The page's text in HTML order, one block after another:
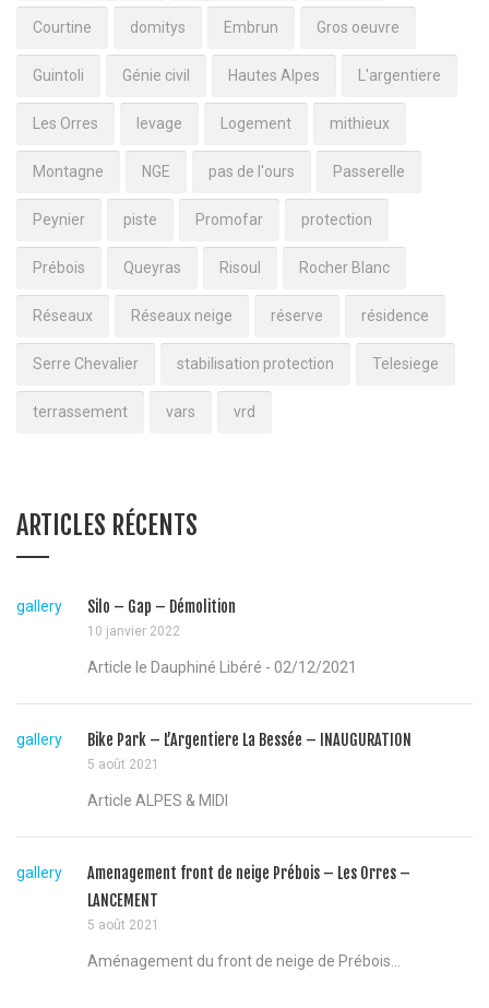
Courtine domitys Embrun Gros oeuvre
Guintoli Génie civil Hautes Alpes L'argentiere
Les Orres levage Logement mithieux
Montagne NGE pas de l'ours Passerelle
Peynier piste Promofar protection
Prébois Queyras Risoul Rocher Blanc
Réseaux Réseaux neige réserve résidence
Serre Chevalier stabilisation protection Telesiege
terrassement vars vrd
ARTICLES RÉCENTS
gallery Silo – Gap – Démolition
10 janvier 2022
Article le Dauphiné Libéré - 02/12/2021
gallery Bike Park – L’Argentiere La Bessée – INAUGURATION
5 août 2021
Article ALPES & MIDI
gallery
Amenagement front de neige Prébois – Les Orres –
LANCEMENT
5 août 2021
Aménagement du front de neige de Prébois...